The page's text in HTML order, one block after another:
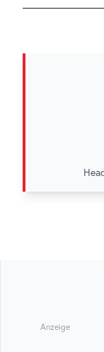
Anzeige